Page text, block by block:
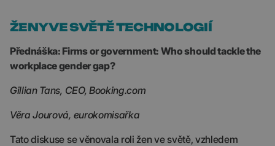
ŽENY VE SVĚTĚ TECHNOLOGIÍ
Přednáška: Firms or government: Who should tackle the
workplace gender gap?
Gillian Tans, CEO, Booking.com
Věra Jourová, eurokomisařka
Tato diskuse se věnovala roli žen ve světě, vzhledem